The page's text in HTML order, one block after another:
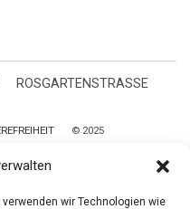
wir Technologien wie
ROSGARTENSTRASSE
© 2025